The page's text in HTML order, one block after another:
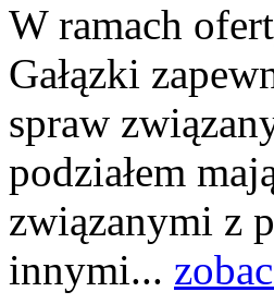
W ramach
Gałązki
spraw
podziałem
związanymi z
innymi...